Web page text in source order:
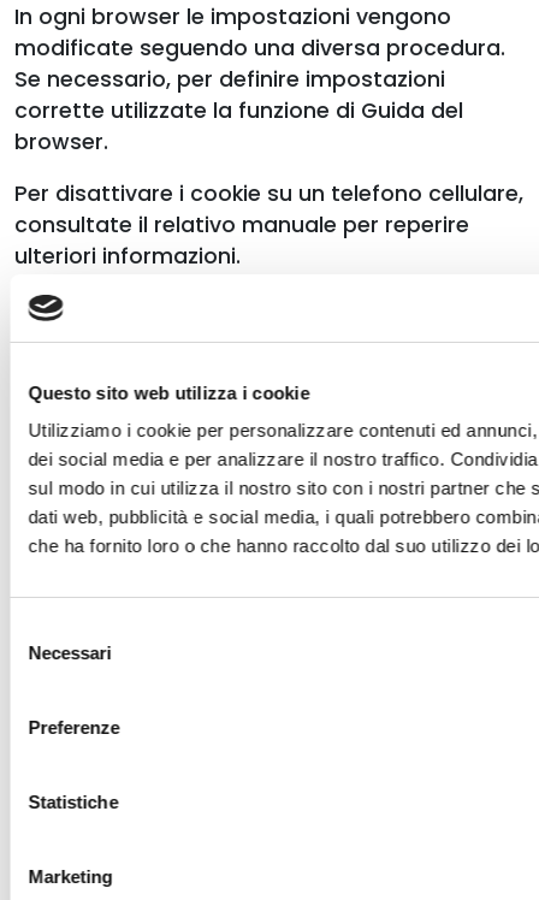
Questo sito web utilizza i cookie
Utilizziamo i cookie per personalizzare contenuti ed
dei social media e per analizzare il nostro traffico.
sul modo in cui utilizza il nostro sito con i nostri partner che
dati web, pubblicità e social media, i quali potrebbero
che ha fornito loro o che hanno raccolto dal suo utilizzo dei
delNecessari
Preferenze
Statistiche
Marketing
In ogni browser le impostazioni vengono
modificate seguendo una diversa procedura.
Se necessario, per definire impostazioni
corrette utilizzate la funzione di Guida del
browser.
Per disattivare i cookie su un telefono cellulare,
consultate il relativo manuale per reperire
ulteriori informazioni.
5. Altri cookie/cookie imprevisti
dei siti Web, non sempre siamo in grado di
controllare i cookie che vengono memorizzati
da terze parti attraverso il nostro sito Web.
Questo vale soprattutto nei casi in cui la
pagina Web contenga i cosiddetti elementi
incorporati: testi, documenti, immagini o brevi
sito Web.
rilevato un cookie di questo tipo, vi preghiamo
contattare direttamente le terze parti
e come garantiscono la privacy degli utenti.